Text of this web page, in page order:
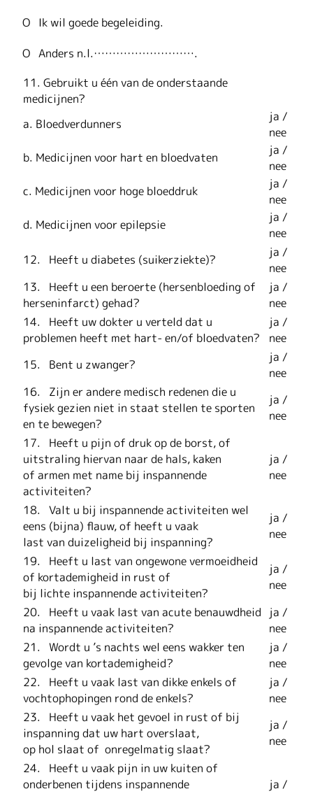
O Ik wil goede begeleiding.
O Anders n.l.……………………….
11. Gebruikt u één van de onderstaande
medicijnen?
a. Bloedverdunners
ja /
nee
b. Medicijnen voor hart en bloedvaten
ja /
nee
c. Medicijnen voor hoge bloeddruk
ja /
nee
d. Medicijnen voor epilepsie
ja /
nee
12. Heeft u diabetes (suikerziekte)?
ja /
nee
13. Heeft u een beroerte (hersenbloeding of
herseninfarct) gehad?
ja /
nee
14. Heeft uw dokter u verteld dat u
problemen heeft met hart- en/of bloedvaten?
ja /
nee
15. Bent u zwanger?
ja /
nee
16. Zijn er andere medisch redenen die u
fysiek gezien niet in staat stellen te sporten
en te bewegen?
ja /
nee
17. Heeft u pijn of druk op de borst, of
uitstraling hiervan naar de hals, kaken
of armen met name bij inspannende
activiteiten?
ja /
nee
18. Valt u bij inspannende activiteiten wel
eens (bijna) flauw, of heeft u vaak
last van duizeligheid bij inspanning?
ja /
nee
19. Heeft u last van ongewone vermoeidheid
of kortademigheid in rust of
bij lichte inspannende activiteiten?
ja /
nee
20. Heeft u vaak last van acute benauwdheid
na inspannende activiteiten?
ja /
nee
21. Wordt u ’s nachts wel eens wakker ten
gevolge van kortademigheid?
ja /
nee
22. Heeft u vaak last van dikke enkels of
vochtophopingen rond de enkels?
ja /
nee
23. Heeft u vaak het gevoel in rust of bij
inspanning dat uw hart overslaat,
op hol slaat of onregelmatig slaat?
ja /
nee
24. Heeft u vaak pijn in uw kuiten of
onderbenen tijdens inspannende
ja /